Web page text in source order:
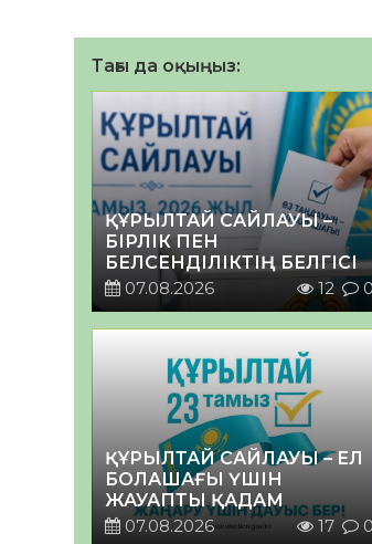
Тағы да оқыңыз:
ҚҰРЫЛТАЙ САЙЛАУЫ –
БІРЛІК ПЕН
БЕЛСЕНДІЛІКТІҢ БЕЛГІСІ
07.08.2026
12 0
ҚҰРЫЛТАЙ САЙЛАУЫ – ЕЛ
БОЛАШАҒЫ ҮШІН
ЖАУАПТЫ ҚАДАМ
07.08.2026
17 0